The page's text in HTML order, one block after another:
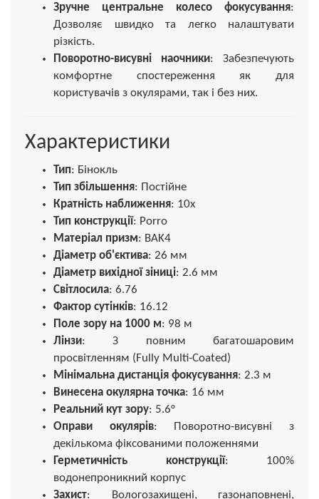
Зручне центральне колесо фокусування:
Дозволяє швидко та легко налаштувати
різкість.
Поворотно-висувні наочники: Забезпечують
комфортне спостереження як для
користувачів з окулярами, так і без них.
Характеристики
Тип: Бінокль
Тип збільшення: Постійне
Кратність наближення: 10х
Тип конструкції: Porro
Матеріал призм: BAK4
Діаметр об'єктива: 26 мм
Діаметр вихідної зіниці: 2.6 мм
Світлосила: 6.76
Фактор сутінків: 16.12
Поле зору на 1000 м: 98 м
Лінзи: З повним багатошаровим
просвітленням (Fully Multi-Coated)
Мінімальна дистанція фокусування: 2.3 м
Винесена окулярна точка: 16 мм
Реальний кут зору: 5.6°
Оправи окулярів: Поворотно-висувні з
декількома фіксованими положеннями
Герметичність конструкції: 100%
водонепроникний корпус
Захист: Вологозахищені, газонаповнені,